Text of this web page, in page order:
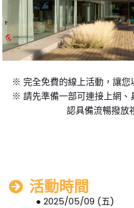
※ 完全免費的線上活動，讓您
※ 請先準備一部可連接上網、
認具備流暢撥放
活動時間
● 2025/05/09 (五)